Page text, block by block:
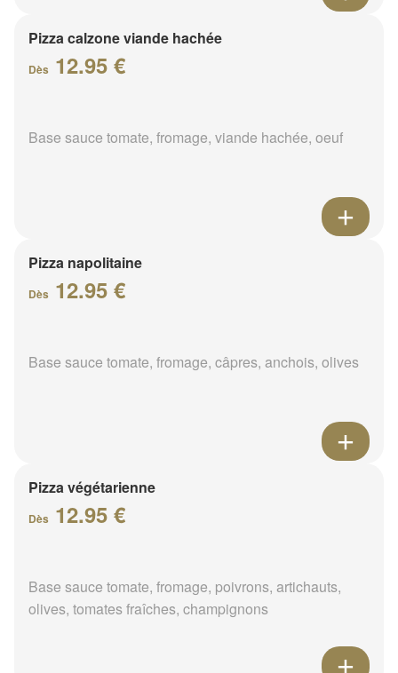
Pizza calzone viande hachée
Dès 12.95 €
Base sauce tomate, fromage, viande hachée, oeuf
Pizza napolitaine
Dès 12.95 €
Base sauce tomate, fromage, câpres, anchois, olives
Pizza végétarienne
Dès 12.95 €
Base sauce tomate, fromage, poivrons, artichauts,
olives, tomates fraîches, champignons